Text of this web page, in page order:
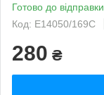
Готово до відправки
Код: Е14050/169С
280 ₴